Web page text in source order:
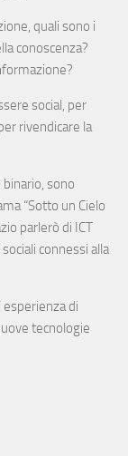
quali sono i
conoscenza?
social, per
rivendicare la
binario, sono
“Sotto un Cielo
parlerò di ICT
connessi alla
esperienza di
tecnologie